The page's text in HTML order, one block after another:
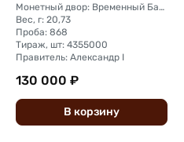
Монетный двор: Временный Банковский монетный двор (Санкт-Петербург)
Вес, г: 20,73
Проба: 868
Тираж, шт: 4355000
Правитель: Александр I
130 000 ₽
В корзину